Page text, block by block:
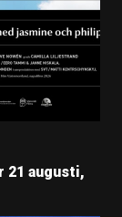
21 augusti,